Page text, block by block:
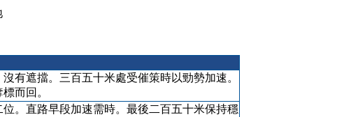
有遮擋。三百五十米處受催策時以勁勢加速。
而回。
位。直路早段加速需時。最後二百五十米保持穩